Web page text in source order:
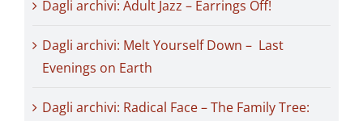
Dagli archivi: Adult Jazz – Earrings Off!
Dagli archivi: Melt Yourself Down – Last
Evenings on Earth
Dagli archivi: Radical Face – The Family Tree: